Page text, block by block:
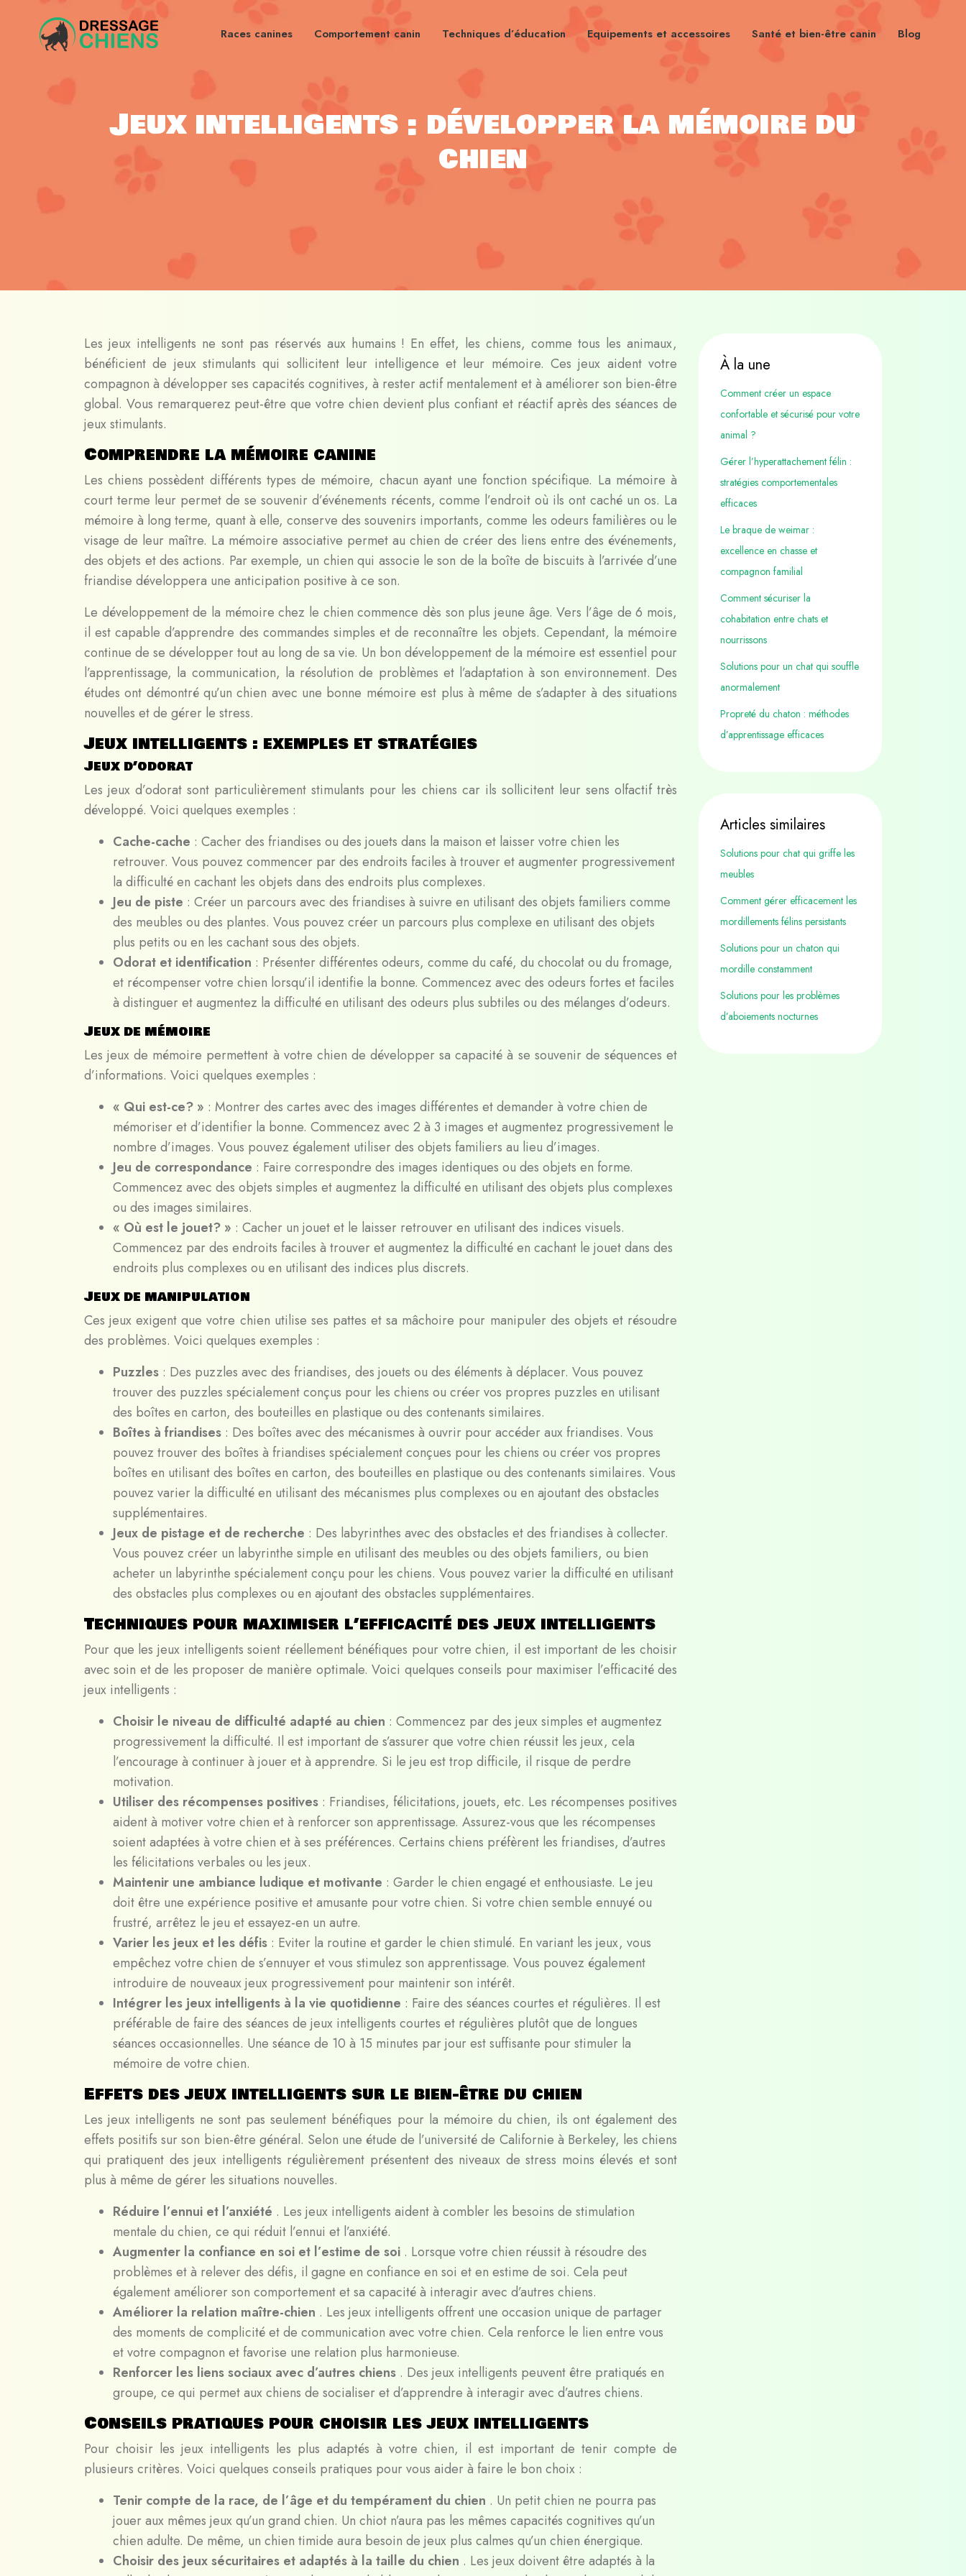
Races canines Comportement canin Techniques d’éducation Equipements et accessoires Santé et bien-être canin Blog
Jeux intelligents : développer la mémoire du
chien
Les jeux intelligents ne sont pas réservés aux humains ! En effet, les chiens, comme tous les animaux,
bénéficient de jeux stimulants qui sollicitent leur intelligence et leur mémoire. Ces jeux aident votre
compagnon à développer ses capacités cognitives, à rester actif mentalement et à améliorer son bien-être
global. Vous remarquerez peut-être que votre chien devient plus confiant et réactif après des séances de
jeux stimulants.
Comprendre la mémoire canine
Les chiens possèdent différents types de mémoire, chacun ayant une fonction spécifique. La mémoire à
court terme leur permet de se souvenir d’événements récents, comme l’endroit où ils ont caché un os. La
mémoire à long terme, quant à elle, conserve des souvenirs importants, comme les odeurs familières ou le
visage de leur maître. La mémoire associative permet au chien de créer des liens entre des événements,
des objets et des actions. Par exemple, un chien qui associe le son de la boîte de biscuits à l’arrivée d’une
friandise développera une anticipation positive à ce son.
Le développement de la mémoire chez le chien commence dès son plus jeune âge. Vers l’âge de 6 mois,
il est capable d’apprendre des commandes simples et de reconnaître les objets. Cependant, la mémoire
continue de se développer tout au long de sa vie. Un bon développement de la mémoire est essentiel pour
l’apprentissage, la communication, la résolution de problèmes et l’adaptation à son environnement. Des
études ont démontré qu’un chien avec une bonne mémoire est plus à même de s’adapter à des situations
nouvelles et de gérer le stress.
Jeux intelligents : exemples et stratégies
Jeux d’odorat
Les jeux d’odorat sont particulièrement stimulants pour les chiens car ils sollicitent leur sens olfactif très
développé. Voici quelques exemples :
Cache-cache : Cacher des friandises ou des jouets dans la maison et laisser votre chien les
retrouver. Vous pouvez commencer par des endroits faciles à trouver et augmenter progressivement
la difficulté en cachant les objets dans des endroits plus complexes.
Jeu de piste : Créer un parcours avec des friandises à suivre en utilisant des objets familiers comme
des meubles ou des plantes. Vous pouvez créer un parcours plus complexe en utilisant des objets
plus petits ou en les cachant sous des objets.
Odorat et identification : Présenter différentes odeurs, comme du café, du chocolat ou du fromage,
et récompenser votre chien lorsqu’il identifie la bonne. Commencez avec des odeurs fortes et faciles
à distinguer et augmentez la difficulté en utilisant des odeurs plus subtiles ou des mélanges d’odeurs.
Jeux de mémoire
Les jeux de mémoire permettent à votre chien de développer sa capacité à se souvenir de séquences et
d’informations. Voici quelques exemples :
« Qui est-ce? » : Montrer des cartes avec des images différentes et demander à votre chien de
mémoriser et d’identifier la bonne. Commencez avec 2 à 3 images et augmentez progressivement le
nombre d’images. Vous pouvez également utiliser des objets familiers au lieu d’images.
Jeu de correspondance : Faire correspondre des images identiques ou des objets en forme.
Commencez avec des objets simples et augmentez la difficulté en utilisant des objets plus complexes
ou des images similaires.
« Où est le jouet? » : Cacher un jouet et le laisser retrouver en utilisant des indices visuels.
Commencez par des endroits faciles à trouver et augmentez la difficulté en cachant le jouet dans des
endroits plus complexes ou en utilisant des indices plus discrets.
Jeux de manipulation
Ces jeux exigent que votre chien utilise ses pattes et sa mâchoire pour manipuler des objets et résoudre
des problèmes. Voici quelques exemples :
Puzzles : Des puzzles avec des friandises, des jouets ou des éléments à déplacer. Vous pouvez
trouver des puzzles spécialement conçus pour les chiens ou créer vos propres puzzles en utilisant
des boîtes en carton, des bouteilles en plastique ou des contenants similaires.
Boîtes à friandises : Des boîtes avec des mécanismes à ouvrir pour accéder aux friandises. Vous
pouvez trouver des boîtes à friandises spécialement conçues pour les chiens ou créer vos propres
boîtes en utilisant des boîtes en carton, des bouteilles en plastique ou des contenants similaires. Vous
pouvez varier la difficulté en utilisant des mécanismes plus complexes ou en ajoutant des obstacles
supplémentaires.
Jeux de pistage et de recherche : Des labyrinthes avec des obstacles et des friandises à collecter.
Vous pouvez créer un labyrinthe simple en utilisant des meubles ou des objets familiers, ou bien
acheter un labyrinthe spécialement conçu pour les chiens. Vous pouvez varier la difficulté en utilisant
des obstacles plus complexes ou en ajoutant des obstacles supplémentaires.
Techniques pour maximiser l’efficacité des jeux intelligents
Pour que les jeux intelligents soient réellement bénéfiques pour votre chien, il est important de les choisir
avec soin et de les proposer de manière optimale. Voici quelques conseils pour maximiser l’efficacité des
jeux intelligents :
Choisir le niveau de difficulté adapté au chien : Commencez par des jeux simples et augmentez
progressivement la difficulté. Il est important de s’assurer que votre chien réussit les jeux, cela
l’encourage à continuer à jouer et à apprendre. Si le jeu est trop difficile, il risque de perdre
motivation.
Utiliser des récompenses positives : Friandises, félicitations, jouets, etc. Les récompenses positives
aident à motiver votre chien et à renforcer son apprentissage. Assurez-vous que les récompenses
soient adaptées à votre chien et à ses préférences. Certains chiens préfèrent les friandises, d’autres
les félicitations verbales ou les jeux.
Maintenir une ambiance ludique et motivante : Garder le chien engagé et enthousiaste. Le jeu
doit être une expérience positive et amusante pour votre chien. Si votre chien semble ennuyé ou
frustré, arrêtez le jeu et essayez-en un autre.
Varier les jeux et les défis : Eviter la routine et garder le chien stimulé. En variant les jeux, vous
empêchez votre chien de s’ennuyer et vous stimulez son apprentissage. Vous pouvez également
introduire de nouveaux jeux progressivement pour maintenir son intérêt.
Intégrer les jeux intelligents à la vie quotidienne : Faire des séances courtes et régulières. Il est
préférable de faire des séances de jeux intelligents courtes et régulières plutôt que de longues
séances occasionnelles. Une séance de 10 à 15 minutes par jour est suffisante pour stimuler la
mémoire de votre chien.
Effets des jeux intelligents sur le bien-être du chien
Les jeux intelligents ne sont pas seulement bénéfiques pour la mémoire du chien, ils ont également des
effets positifs sur son bien-être général. Selon une étude de l’université de Californie à Berkeley, les chiens
qui pratiquent des jeux intelligents régulièrement présentent des niveaux de stress moins élevés et sont
plus à même de gérer les situations nouvelles.
Réduire l’ennui et l’anxiété . Les jeux intelligents aident à combler les besoins de stimulation
mentale du chien, ce qui réduit l’ennui et l’anxiété.
Augmenter la confiance en soi et l’estime de soi . Lorsque votre chien réussit à résoudre des
problèmes et à relever des défis, il gagne en confiance en soi et en estime de soi. Cela peut
également améliorer son comportement et sa capacité à interagir avec d’autres chiens.
Améliorer la relation maître-chien . Les jeux intelligents offrent une occasion unique de partager
des moments de complicité et de communication avec votre chien. Cela renforce le lien entre vous
et votre compagnon et favorise une relation plus harmonieuse.
Renforcer les liens sociaux avec d’autres chiens . Des jeux intelligents peuvent être pratiqués en
groupe, ce qui permet aux chiens de socialiser et d’apprendre à interagir avec d’autres chiens.
Conseils pratiques pour choisir les jeux intelligents
Pour choisir les jeux intelligents les plus adaptés à votre chien, il est important de tenir compte de
plusieurs critères. Voici quelques conseils pratiques pour vous aider à faire le bon choix :
Tenir compte de la race, de l’âge et du tempérament du chien . Un petit chien ne pourra pas
jouer aux mêmes jeux qu’un grand chien. Un chiot n’aura pas les mêmes capacités cognitives qu’un
chien adulte. De même, un chien timide aura besoin de jeux plus calmes qu’un chien énergique.
Choisir des jeux sécuritaires et adaptés à la taille du chien . Les jeux doivent être adaptés à la
À la une
Comment créer un espace
confortable et sécurisé pour votre
animal ?
Gérer l’hyperattachement félin :
stratégies comportementales
efficaces
Le braque de weimar :
excellence en chasse et
compagnon familial
Comment sécuriser la
cohabitation entre chats et
nourrissons
Solutions pour un chat qui souffle
anormalement
Propreté du chaton : méthodes
d’apprentissage efficaces
Articles similaires
Solutions pour chat qui griffe les
meubles
Comment gérer efficacement les
mordillements félins persistants
Solutions pour un chaton qui
mordille constamment
Solutions pour les problèmes
d’aboiements nocturnes